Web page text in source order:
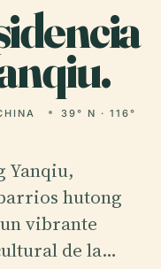
39° N · 116°
Yanqiu,
hutong
vibrante
de la…